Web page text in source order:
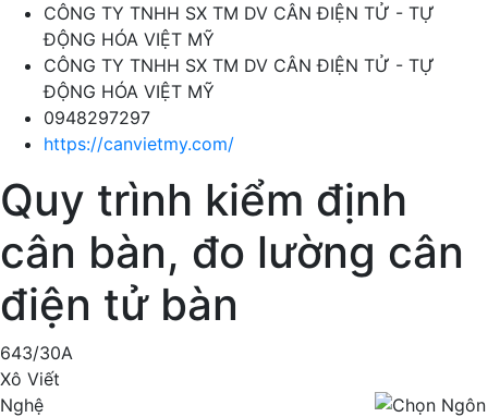
CÔNG TY TNHH SX TM DV CÂN ĐIỆN TỬ - TỰ
ĐỘNG HÓA VIỆT MỸ
CÔNG TY TNHH SX TM DV CÂN ĐIỆN TỬ - TỰ
ĐỘNG HÓA VIỆT MỸ
0948297297
https://canvietmy.com/
Quy trình kiểm định
cân bàn, đo lường cân
điện tử bàn
643/30A
Xô Viết
Nghệ